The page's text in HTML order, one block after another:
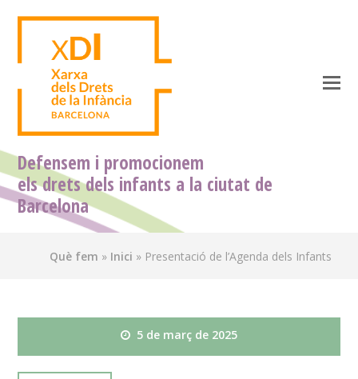
Defensem i promocionem
els drets dels infants a la ciutat de
Barcelona
Què fem » Inici » Presentació de l’Agenda dels Infants
5 de març de 2025